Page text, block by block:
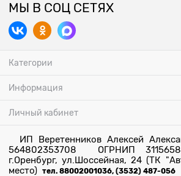
МЫ В СОЦ СЕТЯХ
Категории
Информация
Личный кабинет
ИП Веретенников Алексей
564802353708 ОГРНИП
г.Оренбург, ул.Шоссейная, 24 (ТК
место) тел. 88002001036, (3532) 487-056